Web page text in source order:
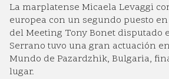
La marplatense Micaela Levaggi
europea con un segundo puesto
del Meeting Tony Bonet disputado
Serrano tuvo una gran actuación
Mundo de Pazardzhik, Bulgaria,
lugar.